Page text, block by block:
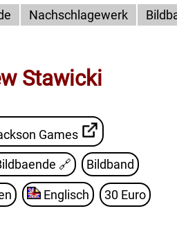
Nachschlagewerk
Stawicki
Games
🔗 Bildband
Englisch 30 Euro